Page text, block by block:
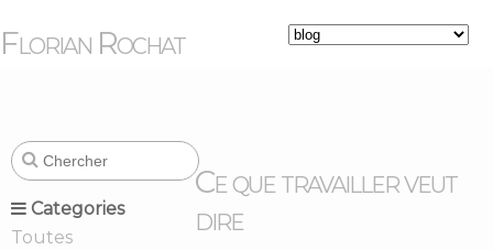
Florian Rochat
Categories
Toutes
Ce que travailler veut
dire